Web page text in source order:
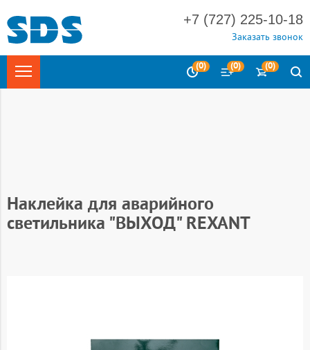
+7 (727) 225-10-18
Заказать звонок
(0) (0) (0)
Наклейка для аварийного
светильника "ВЫХОД" REXANT